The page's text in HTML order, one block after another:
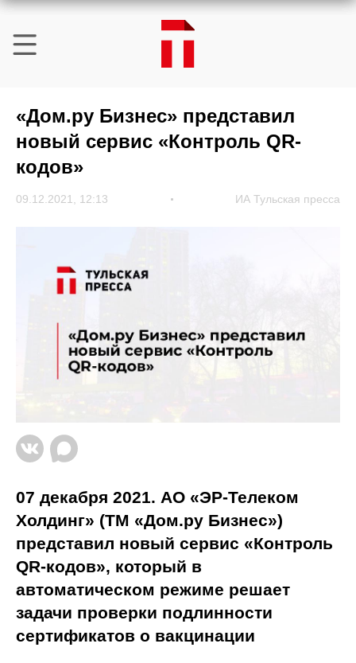
«Дом.ру Бизнес» представил
новый сервис «Контроль QR-
кодов»
09.12.2021, 12:13 ИА Тульская пресса
07 декабря 2021. АО «ЭР-Телеком
Холдинг» (ТМ «Дом.ру Бизнес»)
представил новый сервис «Контроль
QR-кодов», который в
автоматическом режиме решает
задачи проверки подлинности
сертификатов о вакцинации